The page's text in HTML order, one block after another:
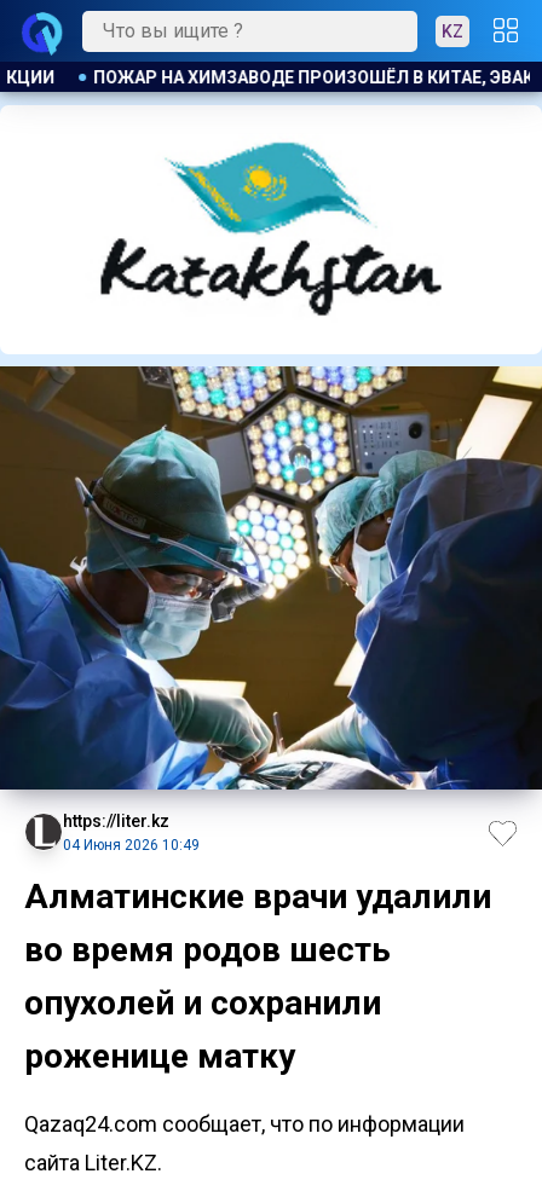
KZ
ЭВАКУИРОВАЛИ БОЛЕЕ 1200 ЧЕЛОВЕК КОСТАНАЕЦ
https://liter.kz
04 Июня 2026 10:49
Алматинские врачи удалили
во время родов шесть
опухолей и сохранили
роженице матку
Qazaq24.com сообщает, что по информации
сайта Liter.KZ.